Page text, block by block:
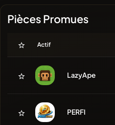
Pièces Promues
Actif
LazyApe
PERFI